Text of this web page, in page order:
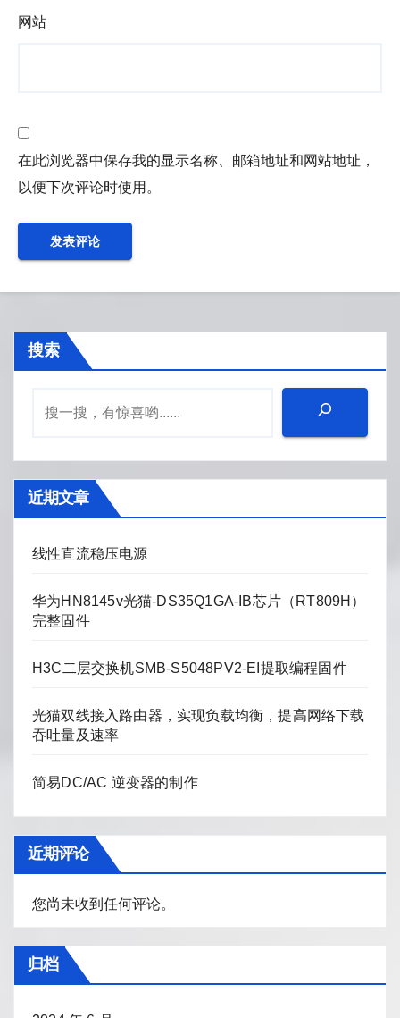
网站
在此浏览器中保存我的显示名称、邮箱地址和网站地址，
以便下次评论时使用。
搜索
近期文章
线性直流稳压电源
华为HN8145v光猫-DS35Q1GA-IB芯片（RT809H）
完整固件
H3C二层交换机SMB-S5048PV2-EI提取编程固件
光猫双线接入路由器，实现负载均衡，提高网络下载
吞吐量及速率
简易DC/AC 逆变器的制作
近期评论
您尚未收到任何评论。
归档